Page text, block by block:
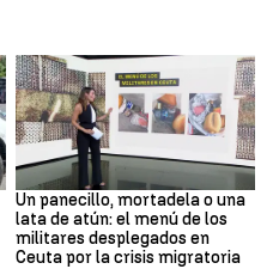
Militares
Un panecillo, mortadela o una
lata de atún: el menú de los
militares desplegados en
Ceuta por la crisis migratoria